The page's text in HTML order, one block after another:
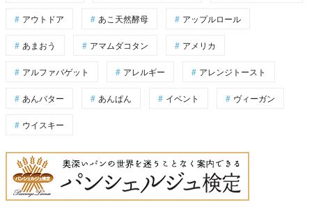
アウトドア あこ天然酵母 アップルロール
あまおう アマムダコタン アメリカ
アルファバゲット アレルギー アレンジトースト
あんバター あんぱん イベント ヴィーガン
ウイスキー